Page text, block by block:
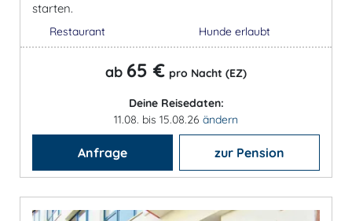
starten.
Restaurant Hunde erlaubt
ab 65 € pro Nacht (EZ)
Deine Reisedaten:
11.08. bis 15.08.26 ändern
Anfrage zur Pension